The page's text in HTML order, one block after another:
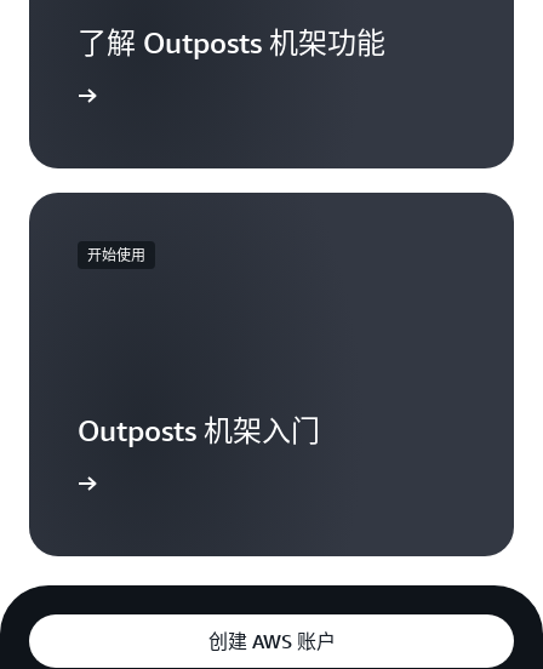
了解 Outposts 机架功能
开始使用
Outposts 机架入门
创建 AWS 账户